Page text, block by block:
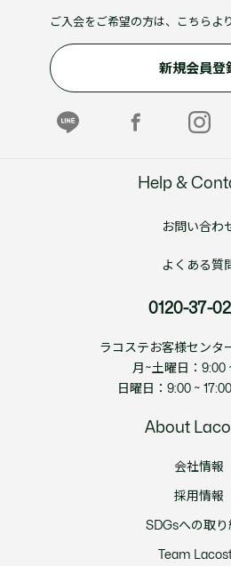
ご入会をご希望の方は、こちらよ
新規会員登
Help &
お問い合わ
よくある質
0120-37-
ラコステお客様センタ
月~土曜日：9:00
日曜日：9:00 ~
About
会社情報
採用情報
SDGsへの取り
Team